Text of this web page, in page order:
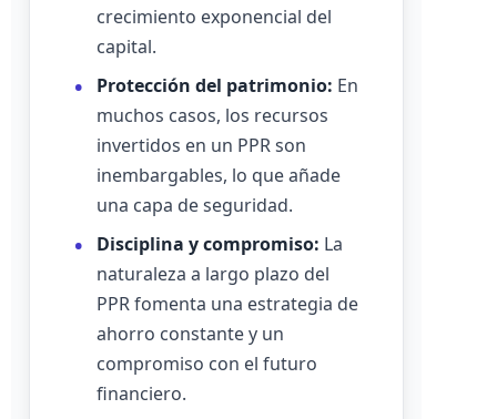
crecimiento exponencial del
capital.
Protección del patrimonio: En
muchos casos, los recursos
invertidos en un PPR son
inembargables, lo que añade
una capa de seguridad.
Disciplina y compromiso: La
naturaleza a largo plazo del
PPR fomenta una estrategia de
ahorro constante y un
compromiso con el futuro
financiero.